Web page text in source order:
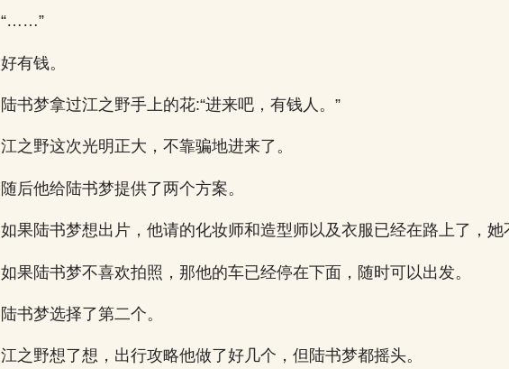
“……”
好有钱。
陆书梦拿过江之野手上的花:“进来吧，有钱人。”
江之野这次光明正大，不靠骗地进来了。
随后他给陆书梦提供了两个方案。
如果陆书梦想出片，他请的化妆师和造型师以及衣服已经在路上了，
如果陆书梦不喜欢拍照，那他的车已经停在下面，随时可以出发。
陆书梦选择了第二个。
江之野想了想，出行攻略他做了好几个，但陆书梦都摇头。